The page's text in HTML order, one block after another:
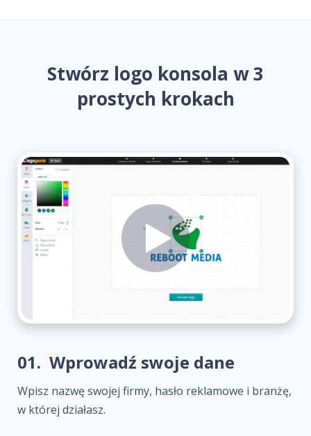
Stwórz logo konsola w 3
prostych krokach
01. Wprowadź swoje dane
Wpisz nazwę swojej firmy, hasło reklamowe i branżę,
w której działasz.